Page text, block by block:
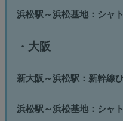
浜松駅～浜松基地：シャ
・大阪
新大阪～浜松駅：新幹線
浜松駅～浜松基地：シャ